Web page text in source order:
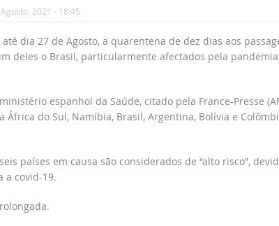
2021 - 18:45
dia 27 de Agosto, a quarentena de dez dias aos
deles o Brasil, particularmente afectados pela
espanhol da Saúde, citado pela France-Presse
África do Sul, Namíbia, Brasil, Argentina, Bolívia e
países em causa são considerados de “alto risco”,
a covid-19.